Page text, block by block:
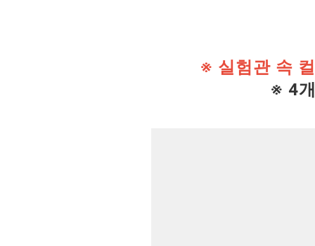
※ 실험관 속
※ 4